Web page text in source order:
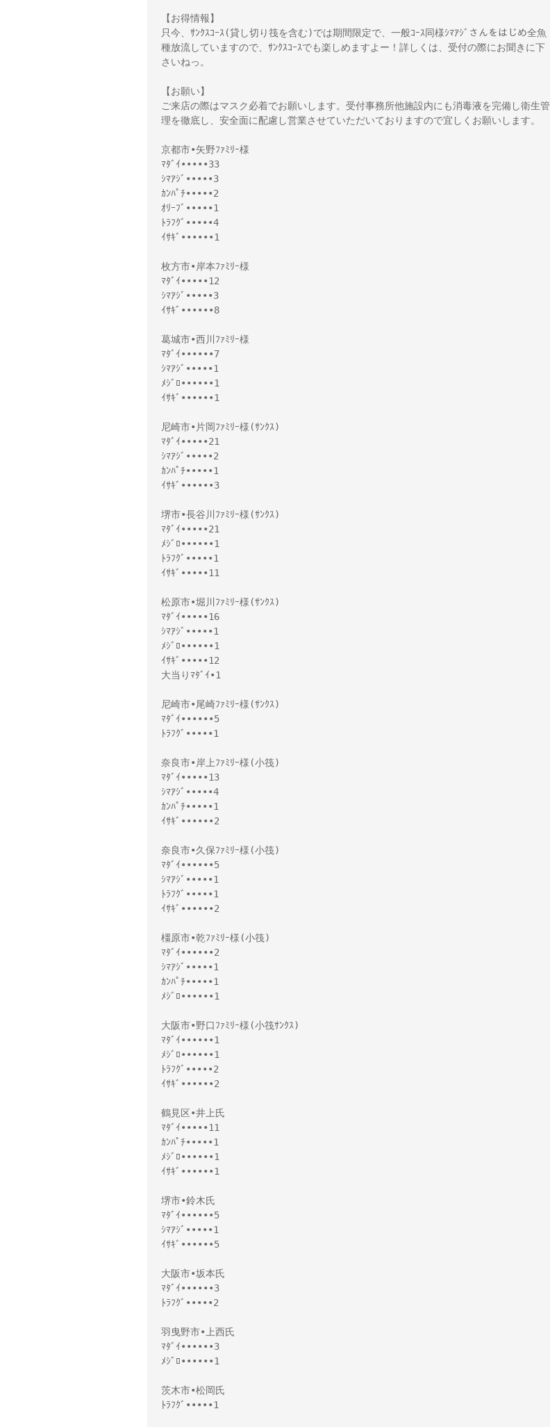
【お得情報】
只今、ｻﾝｸｽｺｰｽ(貸し切り筏を含む)では期間限定で、一般ｺｰｽ同様ｼﾏｱｼﾞさんをはじめ全魚
種放流していますので、ｻﾝｸｽｺｰｽでも楽しめますよー！詳しくは、受付の際にお聞きに下
さいねっ。
【お願い】
ご来店の際はマスク必着でお願いします。受付事務所他施設内にも消毒液を完備し衛生管
理を徹底し、安全面に配慮し営業させていただいておりますので宜しくお願いします。
京都市•矢野ﾌｧﾐﾘｰ様
ﾏﾀﾞｲ•••••33
ｼﾏｱｼﾞ•••••3
ｶﾝﾊﾟﾁ•••••2
ｵﾘｰﾌﾞ•••••1
ﾄﾗﾌｸﾞ•••••4
ｲｻｷﾞ••••••1
枚方市•岸本ﾌｧﾐﾘｰ様
ﾏﾀﾞｲ•••••12
ｼﾏｱｼﾞ•••••3
ｲｻｷﾞ••••••8
葛城市•西川ﾌｧﾐﾘｰ様
ﾏﾀﾞｲ••••••7
ｼﾏｱｼﾞ•••••1
ﾒｼﾞﾛ••••••1
ｲｻｷﾞ••••••1
尼崎市•片岡ﾌｧﾐﾘｰ様(ｻﾝｸｽ)
ﾏﾀﾞｲ•••••21
ｼﾏｱｼﾞ•••••2
ｶﾝﾊﾟﾁ•••••1
ｲｻｷﾞ••••••3
堺市•長谷川ﾌｧﾐﾘｰ様(ｻﾝｸｽ)
ﾏﾀﾞｲ•••••21
ﾒｼﾞﾛ••••••1
ﾄﾗﾌｸﾞ•••••1
ｲｻｷﾞ•••••11
松原市•堀川ﾌｧﾐﾘｰ様(ｻﾝｸｽ)
ﾏﾀﾞｲ•••••16
ｼﾏｱｼﾞ•••••1
ﾒｼﾞﾛ••••••1
ｲｻｷﾞ•••••12
大当りﾏﾀﾞｲ•1
尼崎市•尾崎ﾌｧﾐﾘｰ様(ｻﾝｸｽ)
ﾏﾀﾞｲ••••••5
ﾄﾗﾌｸﾞ•••••1
奈良市•岸上ﾌｧﾐﾘｰ様(小筏)
ﾏﾀﾞｲ•••••13
ｼﾏｱｼﾞ•••••4
ｶﾝﾊﾟﾁ•••••1
ｲｻｷﾞ••••••2
奈良市•久保ﾌｧﾐﾘｰ様(小筏)
ﾏﾀﾞｲ••••••5
ｼﾏｱｼﾞ•••••1
ﾄﾗﾌｸﾞ•••••1
ｲｻｷﾞ••••••2
橿原市•乾ﾌｧﾐﾘｰ様(小筏)
ﾏﾀﾞｲ••••••2
ｼﾏｱｼﾞ•••••1
ｶﾝﾊﾟﾁ•••••1
ﾒｼﾞﾛ••••••1
大阪市•野口ﾌｧﾐﾘｰ様(小筏ｻﾝｸｽ)
ﾏﾀﾞｲ••••••1
ﾒｼﾞﾛ••••••1
ﾄﾗﾌｸﾞ•••••2
ｲｻｷﾞ••••••2
鶴見区•井上氏
ﾏﾀﾞｲ•••••11
ｶﾝﾊﾟﾁ•••••1
ﾒｼﾞﾛ••••••1
ｲｻｷﾞ••••••1
堺市•鈴木氏
ﾏﾀﾞｲ••••••5
ｼﾏｱｼﾞ•••••1
ｲｻｷﾞ••••••5
大阪市•坂本氏
ﾏﾀﾞｲ••••••3
ﾄﾗﾌｸﾞ•••••2
羽曳野市•上西氏
ﾏﾀﾞｲ••••••3
ﾒｼﾞﾛ••••••1
茨木市•松岡氏
ﾄﾗﾌｸﾞ•••••1